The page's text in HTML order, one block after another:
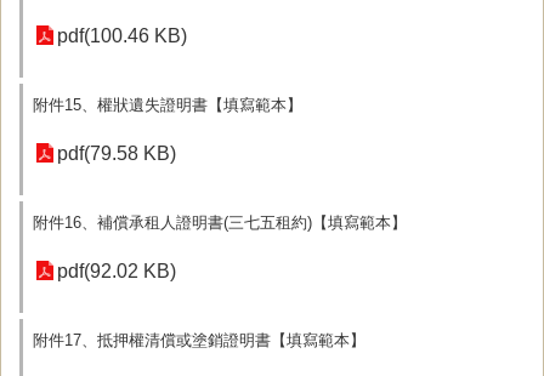
pdf(100.46 KB)
附件15、權狀遺失證明書【填寫範本】
pdf(79.58 KB)
附件16、補償承租人證明書(三七五租約)【填寫範本】
pdf(92.02 KB)
附件17、抵押權清償或塗銷證明書【填寫範本】